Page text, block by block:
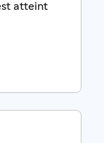
atteint